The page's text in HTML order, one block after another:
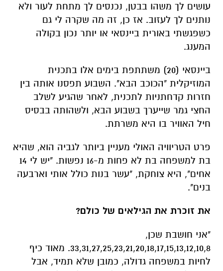
עושים לך משהו בבטן, נכנסים לך מתחת לעור ולא
נותנים לך לעזוב. אז כן, זה מה שקרה לי גם
כשפגשתי באורית ביינסאי או יותר נכון בקולה
המענג.
ביינסאי (20) משתתפת בימים אלו בתכנית
המוזיקלית "הכוכב הבא". השבוע תפסנו אותה בין
חזרות קדחתניות לתכנית, לאחר שהגיע לשלב
החצי גמר שייערך בשבוע הבא, ולשהותה בבסיס
חיל האוויר בו היא משרתת.
פרט הטריוויה האולי מעניין ביותר לגביה הוא, שהיא
בת למשפחה בת לא פחות מ-16 נפשות. "יש לי 14
אחים", היא צוחקת, "עשר בנות כולל אותי וארבעה
בנים".
את זוכרת את הגילאים של כולם?
"אני חושבת שכן,
33,31,27,25,23,21,20,18,17,15,13,12,10,8. מאוד כיף
לחיות במשפחה גדולה, כמובן שלא תמיד, אבל